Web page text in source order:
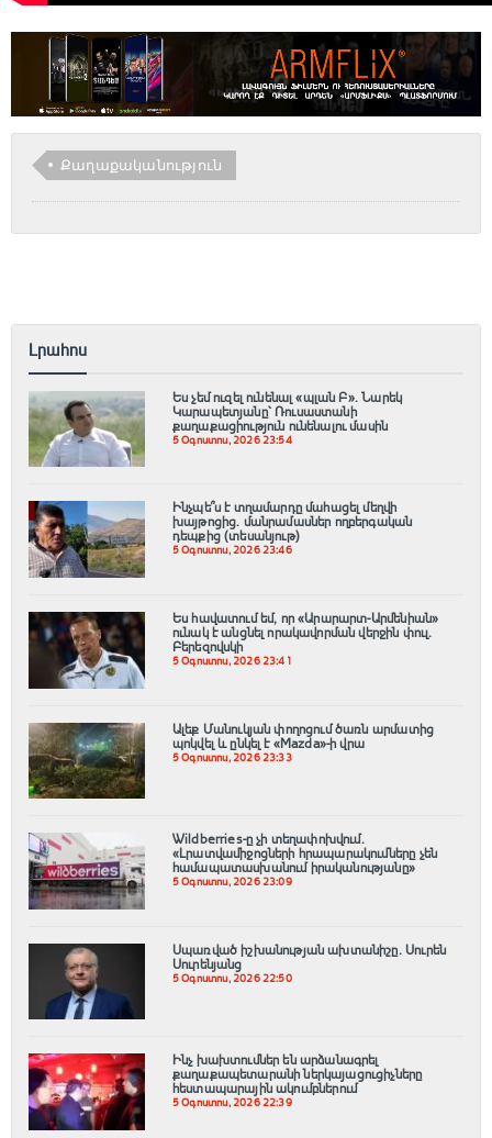
Քաղաքականություն
Լրահոս
Ես չեմ ուզել ունենալ «պլան Բ»․ Նարեկ
Կարապետյանը՝ Ռուսաստանի
քաղաքացիություն ունենալու մասին
5 Օգոստոս, 2026 23:54
Ինչպե՞ս է տղամարդը մահացել մեղվի
խայթոցից. մանրամասներ ողբերգական
դեպքից (տեսանյութ)
5 Օգոստոս, 2026 23:46
Ես հավատում եմ, որ «Արարարտ-Արմենիան»
ունակ է անցնել որակավորման վերջին փուլ.
Բերեզովսկի
5 Օգոստոս, 2026 23:41
Ալեք Մանուկյան փողոցում ծառն արմատից
պոկվել և ընկել է «Mazda»-ի վրա
5 Օգոստոս, 2026 23:33
Wildberries-ը չի տեղափոխվում․
«Լրատվամիջոցների հրապարակումները չեն
համապատասխանում իրականությանը»
5 Օգոստոս, 2026 23:09
Սպառված իշխանության ախտանիշը. Սուրեն
Սուրենյանց
5 Օգոստոս, 2026 22:50
Ինչ խախտումներ են արձանագրել
քաղաքապետարանի ներկայացուցիչները
հեստապարային ակումբներում
5 Օգոստոս, 2026 22:39